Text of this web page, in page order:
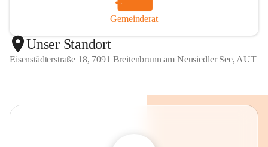
Gemeinderat
Unser Standort
Eisenstädterstraße 18, 7091 Breitenbrunn am Neusiedler See, AUT